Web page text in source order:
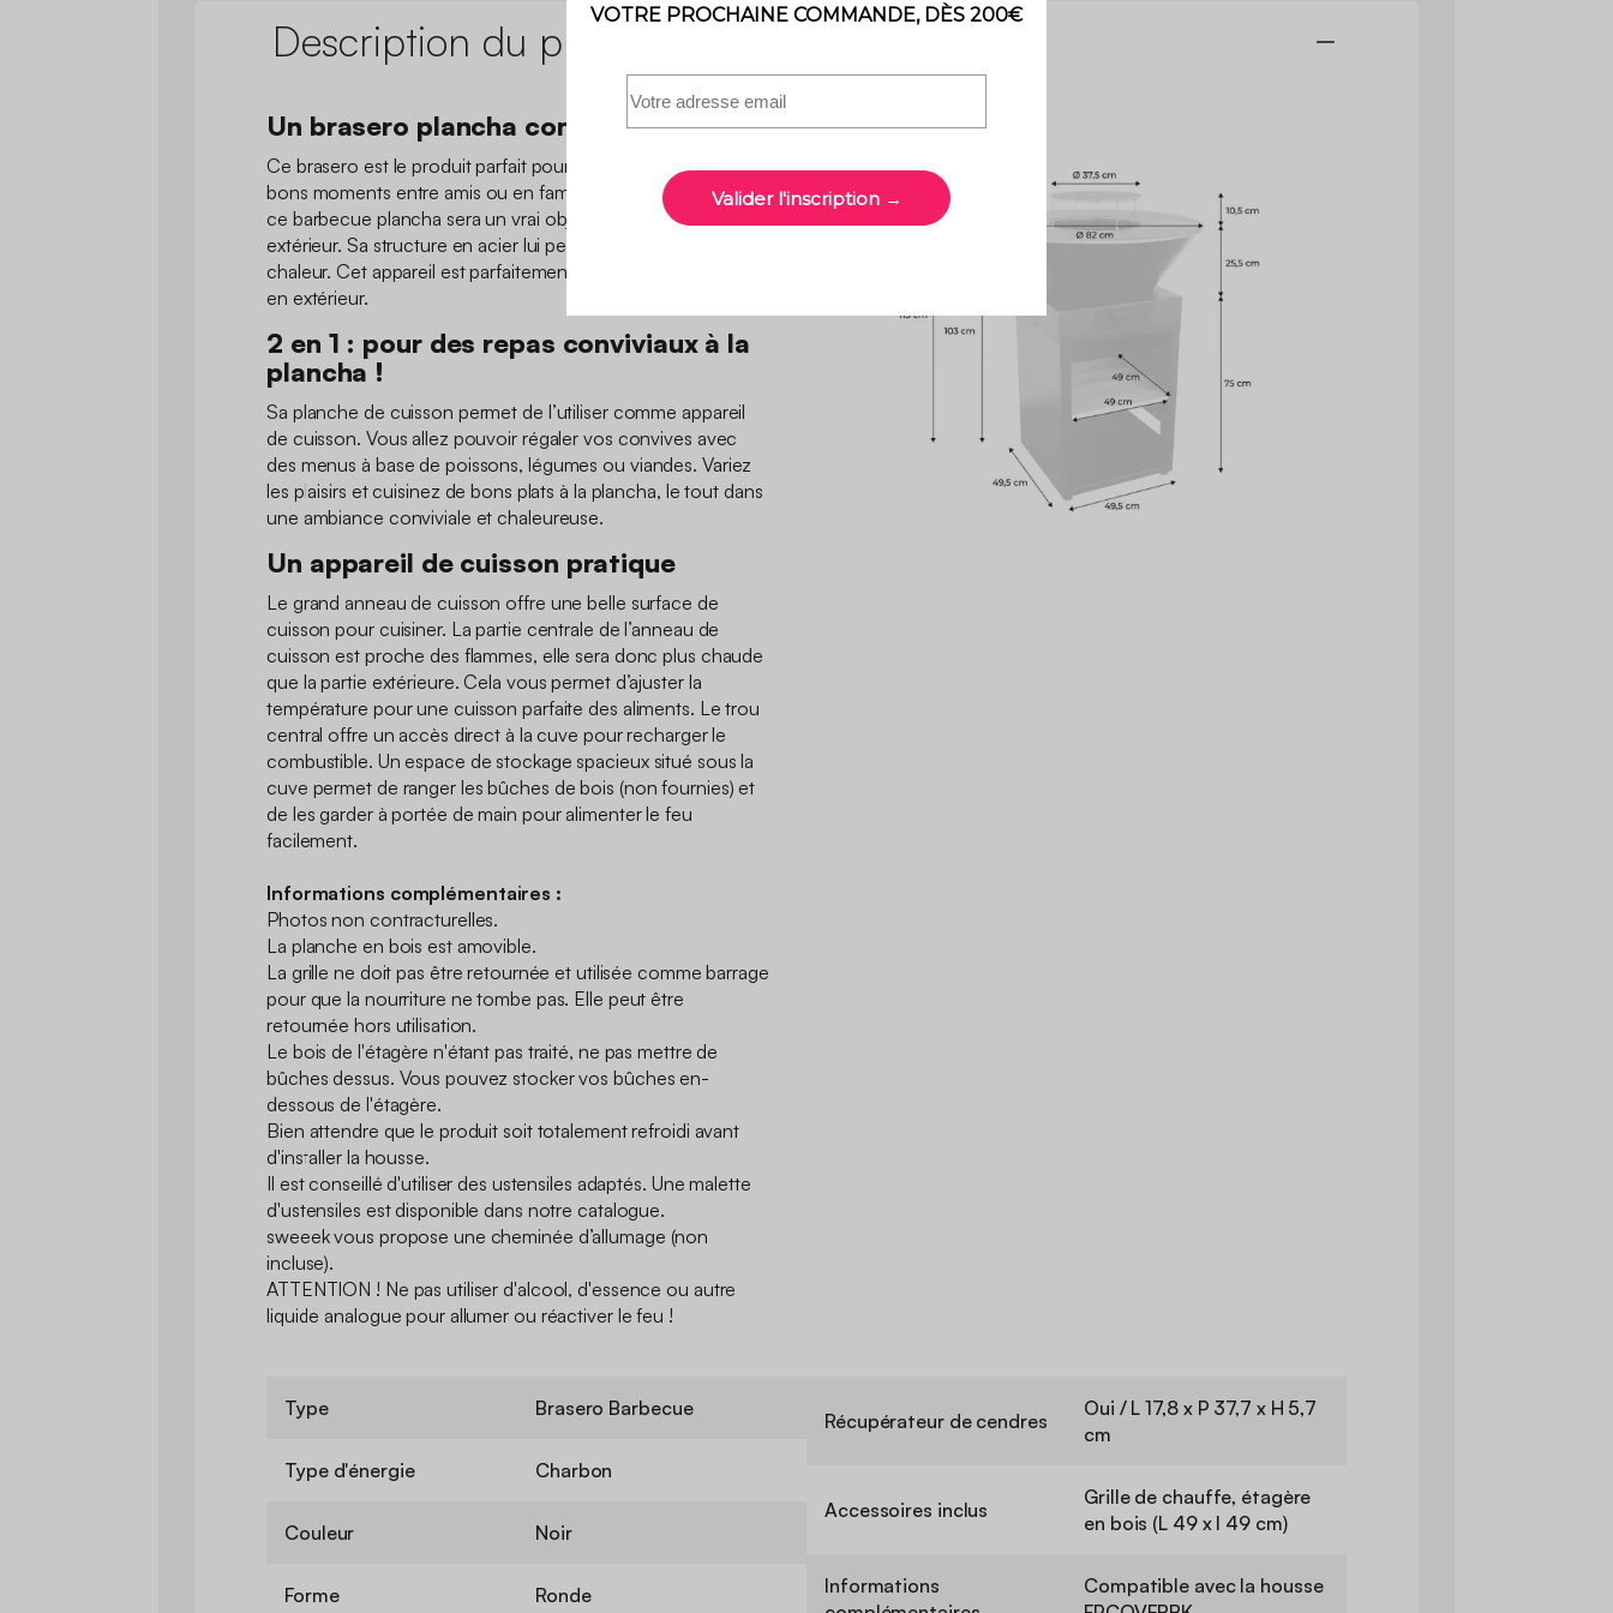
Description du produit
Un brasero plancha convivial et design
Ce brasero est le produit parfait pour se réunir et profiter de
bons moments entre amis ou en famille. Design et moderne,
ce barbecue plancha sera un vrai objet déco dans votre
extérieur. Sa structure en acier lui permet de résister à la
chaleur. Cet appareil est parfaitement adapté à une utilisation
en extérieur.
2 en 1 : pour des repas conviviaux à la
plancha !
Sa planche de cuisson permet de l’utiliser comme appareil
de cuisson. Vous allez pouvoir régaler vos convives avec
des menus à base de poissons, légumes ou viandes. Variez
les plaisirs et cuisinez de bons plats à la plancha, le tout dans
une ambiance conviviale et chaleureuse.
Un appareil de cuisson pratique
Le grand anneau de cuisson offre une belle surface de
cuisson pour cuisiner. La partie centrale de l’anneau de
cuisson est proche des flammes, elle sera donc plus chaude
que la partie extérieure. Cela vous permet d’ajuster la
température pour une cuisson parfaite des aliments. Le trou
central offre un accès direct à la cuve pour recharger le
combustible. Un espace de stockage spacieux situé sous la
cuve permet de ranger les bûches de bois (non fournies) et
de les garder à portée de main pour alimenter le feu
facilement.
Informations complémentaires :
Photos non contracturelles.
La planche en bois est amovible.
La grille ne doit pas être retournée et utilisée comme barrage
pour que la nourriture ne tombe pas. Elle peut être
retournée hors utilisation.
Le bois de l'étagère n'étant pas traité, ne pas mettre de
bûches dessus. Vous pouvez stocker vos bûches en-
dessous de l'étagère.
Bien attendre que le produit soit totalement refroidi avant
d'installer la housse.
Il est conseillé d'utiliser des ustensiles adaptés. Une malette
d'ustensiles est disponible dans notre catalogue.
sweeek vous propose une cheminée d’allumage (non
incluse).
ATTENTION ! Ne pas utiliser d'alcool, d'essence ou autre
liquide analogue pour allumer ou réactiver le feu !
Type Brasero Barbecue
Type d'énergie Charbon
Couleur Noir
Forme Ronde
Récupérateur de cendres
Oui / L 17,8 x P 37,7 x H 5,7
cm
Accessoires inclus
Grille de chauffe, étagère
en bois (L 49 x l 49 cm)
Informations
Compatible avec la housse